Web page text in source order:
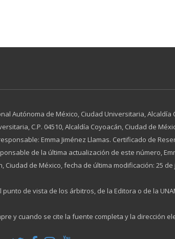
Autónoma de México, Ciudad Universitaria, Alcaldía
C.P. 04510, Alcaldía Coyoacán, Ciudad de
Emma Jiménez Llamas. Certificado de
de la última actualización de este número,
Ciudad de México, fecha de última modificación: 25 de
de vista de los árbitros, de la Editora o de la
y cuando se cite la fuente completa y la dirección